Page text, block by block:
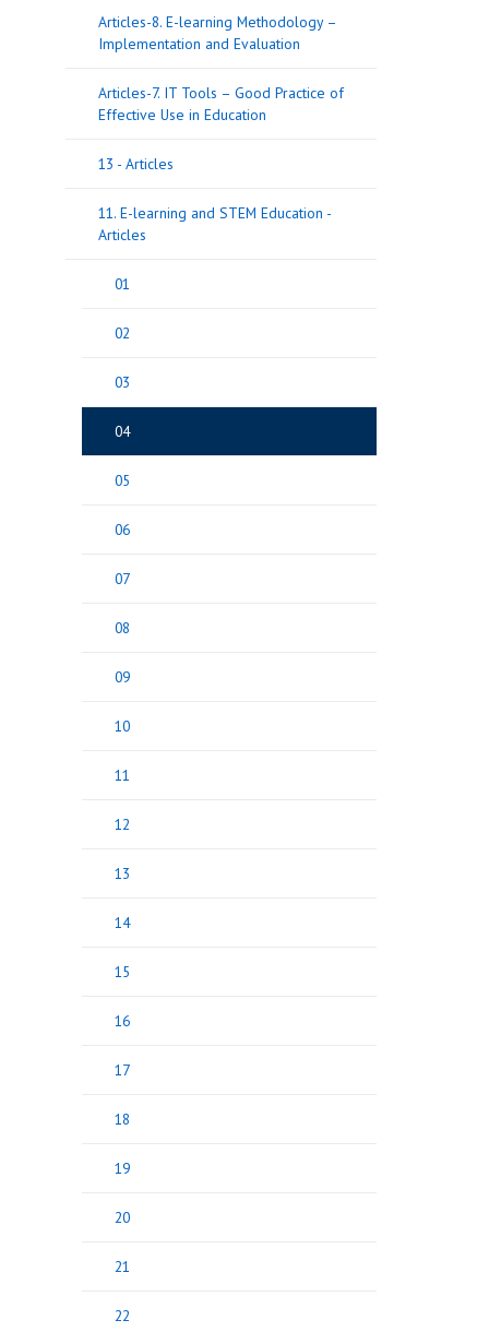
Articles-8. E-learning Methodology –
Implementation and Evaluation
Articles-7. IT Tools – Good Practice of
Effective Use in Education
13 - Articles
11. E-learning and STEM Education -
Articles
01
02
03
04
05
06
07
08
09
10
11
12
13
14
15
16
17
18
19
20
21
22